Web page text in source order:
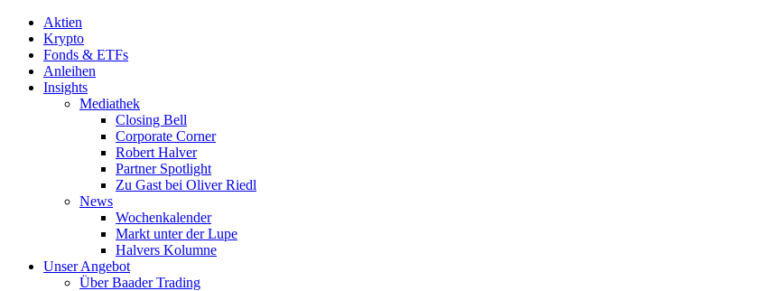
Aktien
Krypto
Fonds & ETFs
Anleihen
Insights
Mediathek
Closing Bell
Corporate Corner
Robert Halver
Partner Spotlight
Zu Gast bei Oliver Riedl
News
Wochenkalender
Markt unter der Lupe
Halvers Kolumne
Unser Angebot
Über Baader Trading